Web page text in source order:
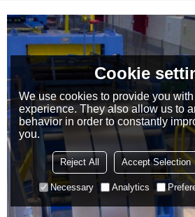
Cookie
We use cookies to provide you
experience. They also allow us to
behavior in order to constantly
you.
Reject All Accept Selection
Necessary Analytics